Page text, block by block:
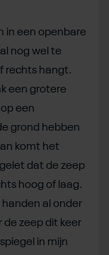
in een openbare
nog wel te
rechts hangt.
een grotere
een
grond hebben
komt het
dat de zeep
hoog of laag.
handen al onder
de zeep dit keer
in mijn